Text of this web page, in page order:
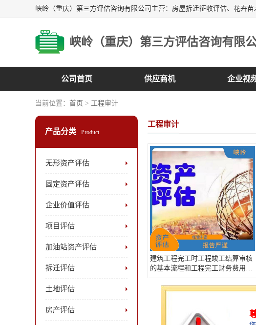
峡岭（重庆）第三方评估咨询有限
公司首页 供应商机 企业视
当前位置： 首页 > 工程审计
产品分类 Product
无形资产评估
固定资产评估
企业价值评估
项目评估
加油站资产评估
拆迁评估
土地评估
房产评估
工程审计
建筑工程完工时工程竣工结算审核
的基本流程和工程完工财务费用审
计